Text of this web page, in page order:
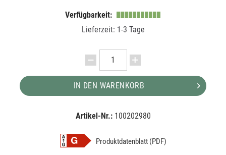
Verfügbarkeit:
Lieferzeit: 1-3 Tage
IN DEN WARENKORB
Artikel-Nr.: 100202980
Produktdatenblatt (PDF)